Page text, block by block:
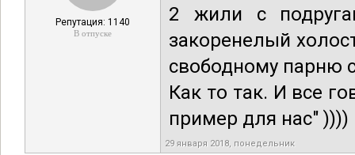
Репутация: 1140
В отпуске
2 жили с
закоренелый
свободному парню
Как то так. И все
пример для нас" ))))
29 января 2018, понедельник